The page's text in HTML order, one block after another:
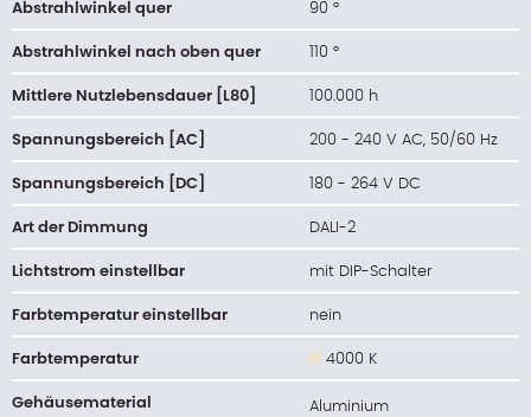
Abstrahlwinkel quer 90 °
Abstrahlwinkel nach oben quer 110 °
Mittlere Nutzlebensdauer [L80] 100.000 h
Spannungsbereich [AC] 200 - 240 V AC, 50/60 Hz
Spannungsbereich [DC] 180 - 264 V DC
Art der Dimmung DALI-2
Lichtstrom einstellbar mit DIP-Schalter
Farbtemperatur einstellbar nein
Farbtemperatur 4000 K
Gehäusematerial Aluminium